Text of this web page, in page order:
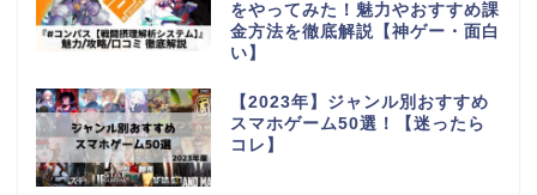
をやってみた！魅力やおすすめ課
金方法を徹底解説【神ゲー・面白
い】
【2023年】ジャンル別おすすめ
スマホゲーム50選！【迷ったら
コレ】